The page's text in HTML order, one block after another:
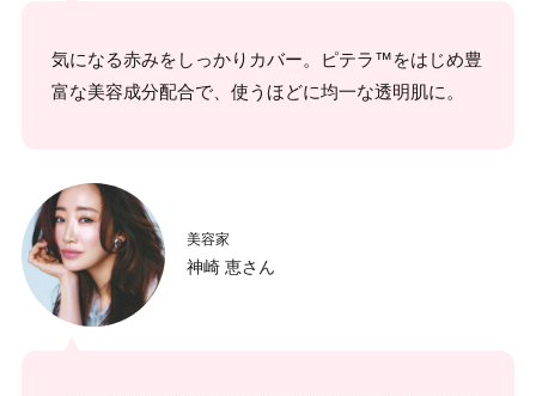
気になる赤みをしっかりカバー。ピテラ™をはじめ豊
富な美容成分配合で、使うほどに均一な透明肌に。
美容家
神崎 恵さん